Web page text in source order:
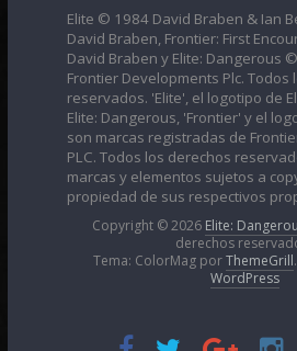
Elite © 1984 David Braben & Ian
David Braben, Frontier: First
David Braben y Elite: Dangerous
Frontier Developments Plc. Todos
reservados. 'Elite', el logotipo de
Elite: Dangerous, 'Frontier' y el
son marcas registradas de
PLC. Todos los derechos
marcas y elementos sujetos a
propiedad de sus respectivos
Copyright © 2026 Elite:
derechos
Tema: ColorMag porThemeGrill
WordPress